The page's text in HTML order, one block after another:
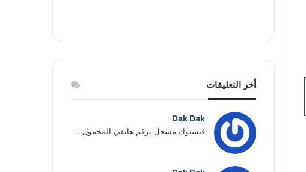
أخر التعليقات
Dak Dak
فيسبوك مسجل برقم هاتفي المحمول...